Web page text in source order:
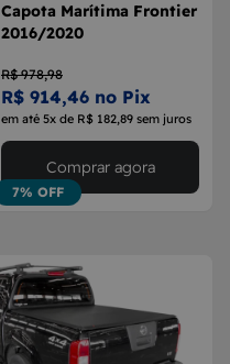
Capota Marítima Frontier
2016/2020
R$ 978,98
R$ 914,46 no Pix
em até 5x de R$ 182,89 sem juros
7% OFF
Comprar agora